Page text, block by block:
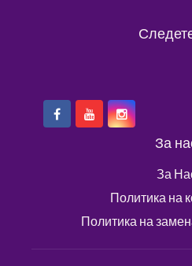
За
За
Политика на
Политика на